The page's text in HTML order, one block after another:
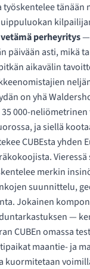
tänään
perheyritys—
päivään asti, mikä
aikavälin
on yhä
000-
ja siellä
CUBEsta yhden
Vieressä
merkin
suunnittelu,
Jokainen
—
CUBEn omassa
maantie- ja
kuormitetaan